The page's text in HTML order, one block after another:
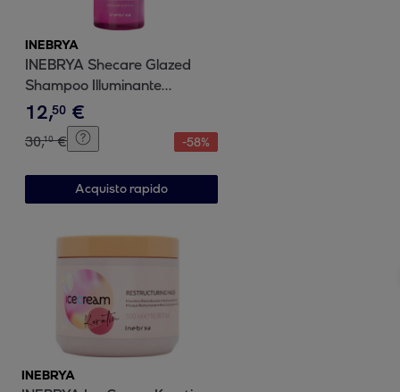
INEBRYA
INEBRYA Shecare Glazed
Shampoo Illuminante
Laminante 1000ml
12,50 €
30,10 € -58%
Acquisto rapido
INEBRYA